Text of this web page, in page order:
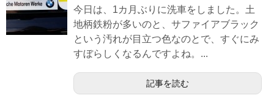
今日は、1カ月ぶりに洗車をしました。土
地柄鉄粉が多いのと、サファイアブラック
という汚れが目立つ色なのとで、すぐにみ
すぼらしくなるんですよね。...
記事を読む